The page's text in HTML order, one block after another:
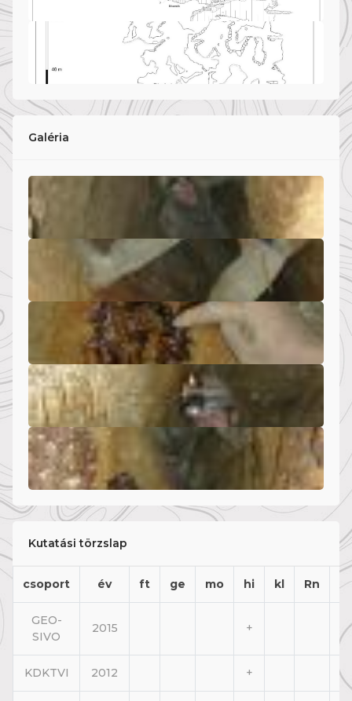
Kutatási törzslap
csoport év ft ge mo hi kl Rn
GEO-
SIVO
2015 + +
KDKTVI 2012 +
Galéria